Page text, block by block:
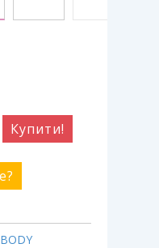
Купити!